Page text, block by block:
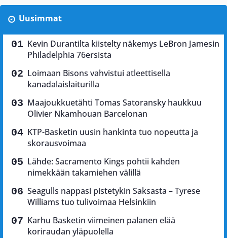
Uusimmat
Kevin Durantilta kiistelty näkemys LeBron Jamesin
Philadelphia 76ersista
Loimaan Bisons vahvistui atleettisella
kanadalaislaiturilla
Maajoukkuetähti Tomas Satoransky haukkuu
Olivier Nkamhouan Barcelonan
KTP-Basketin uusin hankinta tuo nopeutta ja
skorausvoimaa
Lähde: Sacramento Kings pohtii kahden
nimekkään takamiehen välillä
Seagulls nappasi pistetykin Saksasta – Tyrese
Williams tuo tulivoimaa Helsinkiin
Karhu Basketin viimeinen palanen elää
koriraudan yläpuolella